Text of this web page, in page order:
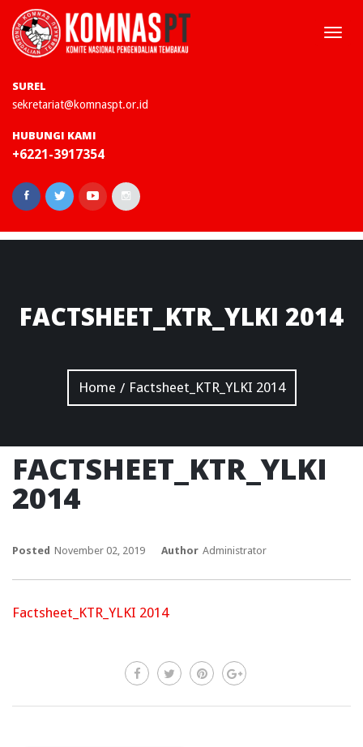
SUREL
sekretariat@komnaspt.or.id
HUBUNGI KAMI
+6221-3917354
FACTSHEET_KTR_YLKI 2014
Home / Factsheet_KTR_YLKI 2014
FACTSHEET_KTR_YLKI
2014
Posted November 02, 2019 Author Administrator
Factsheet_KTR_YLKI 2014